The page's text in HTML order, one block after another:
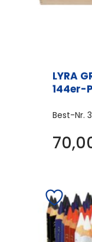
LYRA
144er-
Best-Nr.